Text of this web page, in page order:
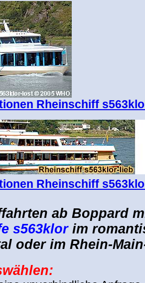
Rheinschiff
Rheinschiff
ab Boppard
s563klor im
oder im Rhein-